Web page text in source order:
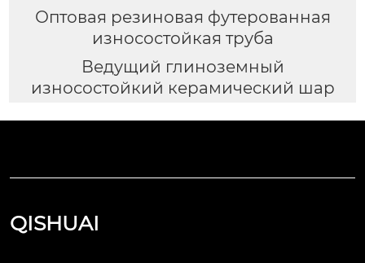
Оптовая резиновая футерованная
износостойкая труба
Ведущий глиноземный
износостойкий керамический шар
QISHUAI